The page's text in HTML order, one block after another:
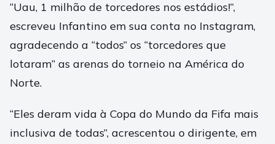
“Uau, 1 milhão de torcedores nos estádios!”,
escreveu Infantino em sua conta no Instagram,
agradecendo a “todos” os “torcedores que
lotaram” as arenas do torneio na América do
Norte.
“Eles deram vida à Copa do Mundo da Fifa mais
inclusiva de todas”, acrescentou o dirigente, em